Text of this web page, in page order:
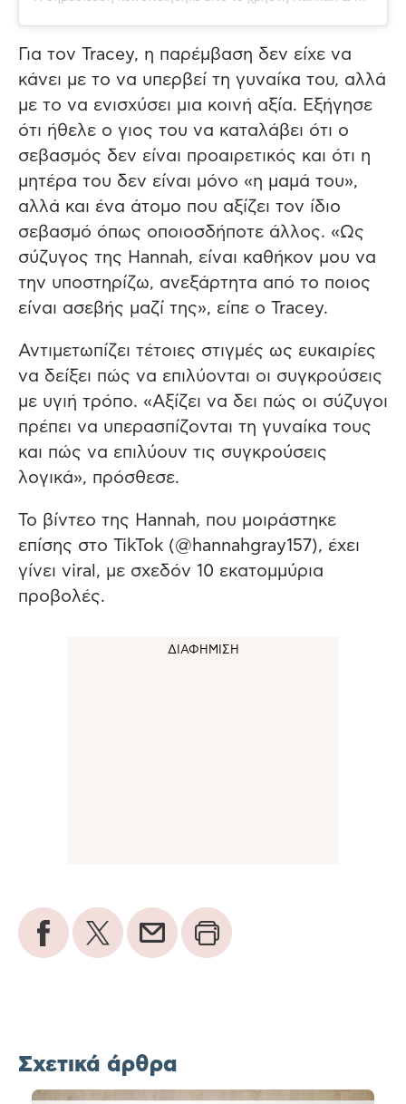
Για τον Tracey, η παρέμβαση δεν είχε να
κάνει με το να υπερβεί τη γυναίκα του, αλλά
με το να ενισχύσει μια κοινή αξία. Εξήγησε
ότι ήθελε ο γιος του να καταλάβει ότι ο
σεβασμός δεν είναι προαιρετικός και ότι η
μητέρα του δεν είναι μόνο «η μαμά του»,
αλλά και ένα άτομο που αξίζει τον ίδιο
σεβασμό όπως οποιοσδήποτε άλλος. «Ως
σύζυγος της Hannah, είναι καθήκον μου να
την υποστηρίζω, ανεξάρτητα από το ποιος
είναι ασεβής μαζί της», είπε ο Tracey.
Αντιμετωπίζει τέτοιες στιγμές ως ευκαιρίες
να δείξει πώς να επιλύονται οι συγκρούσεις
με υγιή τρόπο. «Αξίζει να δει πώς οι σύζυγοι
πρέπει να υπερασπίζονται τη γυναίκα τους
και πώς να επιλύουν τις συγκρούσεις
λογικά», πρόσθεσε.
Το βίντεο της Hannah, που μοιράστηκε
επίσης στο TikTok (@hannahgray157), έχει
γίνει viral, με σχεδόν 10 εκατομμύρια
προβολές.
Σχετικά άρθρα